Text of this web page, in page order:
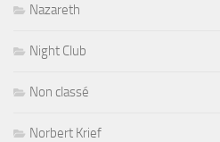
Nazareth
Night Club
Non classé
Norbert Krief